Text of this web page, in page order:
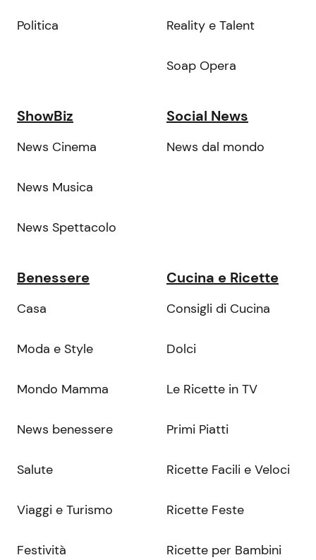
Politica Reality e Talent
Soap Opera
ShowBiz
News Cinema
News Musica
News Spettacolo
Social News
News dal mondo
Benessere
Casa
Moda e Style
Mondo Mamma
News benessere
Salute
Viaggi e Turismo
Festività
Cucina e Ricette
Consigli di Cucina
Dolci
Le Ricette in TV
Primi Piatti
Ricette Facili e Veloci
Ricette Feste
Ricette per Bambini